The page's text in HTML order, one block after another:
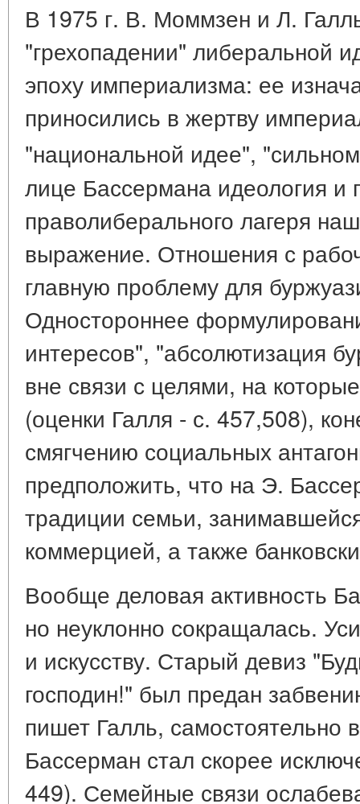
В 1975 г. В. Моммзен и Л.
"грехопадении" либеральной
эпоху империализма: ее
приносились в жертву
"национальной идее",
лице Бассермана идеология и
праволиберального лагеря
выражение. Отношения с
главную проблему для
Одностороннее
интересов", "абсолютизация
вне связи с целями, на
(оценки Галля - с. 457,508),
смягчению социальных
предположить, что на Э.
традиции семьи,
коммерцией, а также
Вообще деловая активность
но неуклонно сокращалась.
и искусству. Старый девиз
господин!" был предан
пишет Галль, самостоятельно
Бассерман стал скорее
449). Семейные связи